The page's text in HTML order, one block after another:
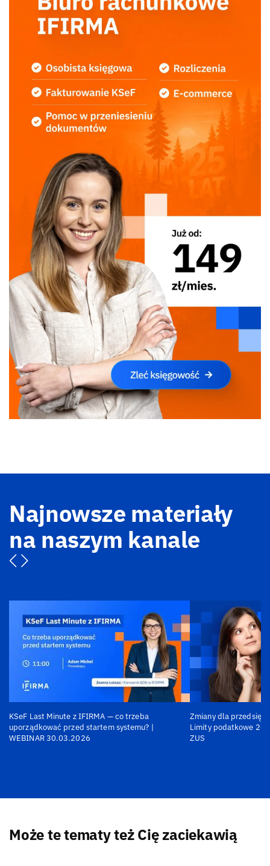
Najnowsze materiały
na naszym kanale
KSeF Last Minute z IFIRMA — co trzeba
uporządkować przed startem systemu? |
WEBINAR 30.03.2026
Zmiany dla
Limity podatkowe
ZUS
Może te tematy też Cię zaciekawią